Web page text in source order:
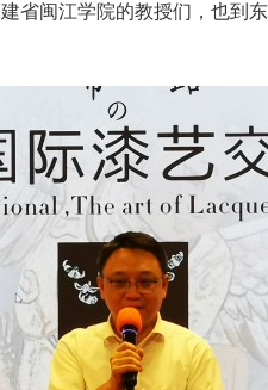
省闽江学院的教授们，也到